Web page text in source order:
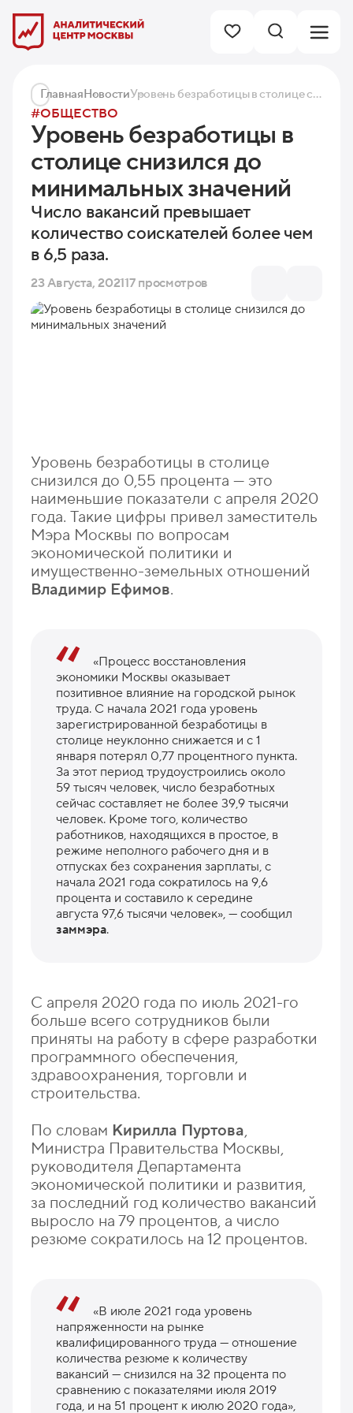
ГлавнаяНовости Уровень безработицы в столице снизился до минимальных значений
#ОБЩЕСТВО
Уровень безработицы в
столице снизился до
минимальных значений
Число вакансий превышает
количество соискателей более чем
в 6,5 раза.
23 Августа, 202117 просмотров
Уровень безработицы в столице
снизился до 0,55 процента — это
наименьшие показатели с апреля 2020
года. Такие цифры привел заместитель
Мэра Москвы по вопросам
экономической политики и
имущественно-земельных отношений
Владимир Ефимов.
«Процесс восстановления
экономики Москвы оказывает
позитивное влияние на городской рынок
труда. С начала 2021 года уровень
зарегистрированной безработицы в
столице неуклонно снижается и с 1
января потерял 0,77 процентного пункта.
За этот период трудоустроились около
59 тысяч человек, число безработных
сейчас составляет не более 39,9 тысячи
человек. Кроме того, количество
работников, находящихся в простое, в
режиме неполного рабочего дня и в
отпусках без сохранения зарплаты, с
начала 2021 года сократилось на 9,6
процента и составило к середине
августа 97,6 тысячи человек», — сообщил
заммэра.
С апреля 2020 года по июль 2021-го
больше всего сотрудников были
приняты на работу в сфере разработки
программного обеспечения,
здравоохранения, торговли и
строительства.
По словам Кирилла Пуртова,
Министра Правительства Москвы,
руководителя Департамента
экономической политики и развития,
за последний год количество вакансий
выросло на 79 процентов, а число
резюме сократилось на 12 процентов.
«В июле 2021 года уровень
напряженности на рынке
квалифицированного труда — отношение
количества резюме к количеству
вакансий — снизился на 32 процента по
сравнению с показателями июля 2019
года, и на 51 процент к июлю 2020 года»,